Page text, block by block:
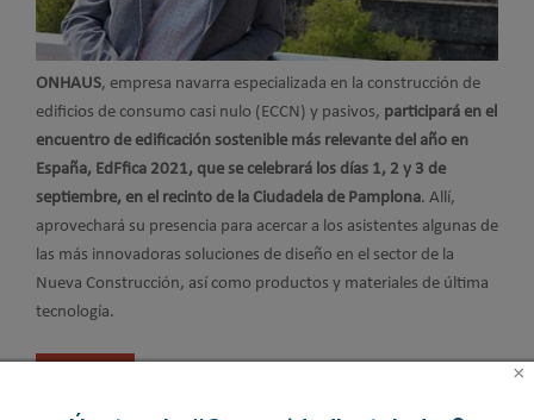
ONHAUS, empresa navarra especializada en la construcción de
edificios de consumo casi nulo (ECCN) y pasivos, participará en el
encuentro de edificación sostenible más relevante del año en
España, EdFfica 2021, que se celebrará los días 1, 2 y 3 de
septiembre, en el recinto de la Ciudadela de Pamplona. Allí,
aprovechará su presencia para acercar a los asistentes algunas de
las más innovadoras soluciones de diseño en el sector de la
Nueva Construcción, así como productos y materiales de última
tecnología.
Leer más ... ×